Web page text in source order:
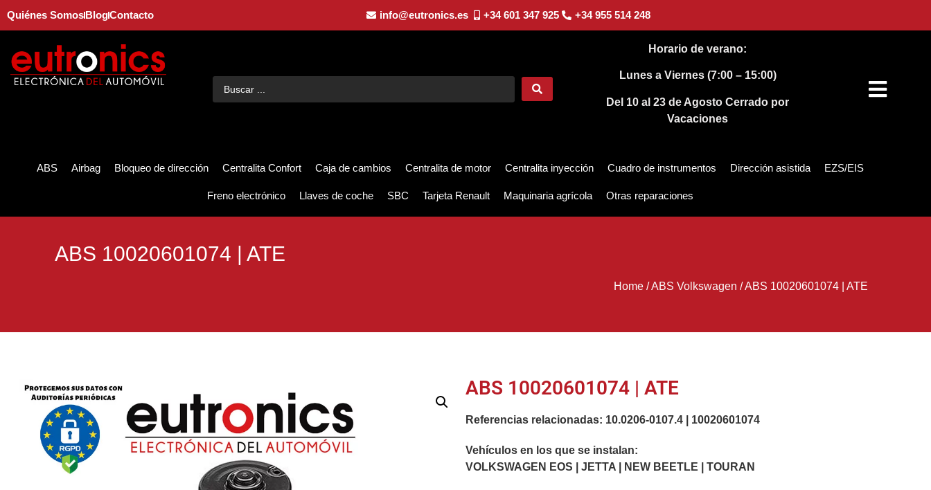
Quiénes SomosBlogContacto info@eutronics.es +34 601 347 925 +34 955 514 248
Horario de verano:
Lunes a Viernes (7:00 – 15:00)
Del 10 al 23 de AgostoCerrado por
Vacaciones
ABS Airbag Bloqueo de dirección Centralita Confort Caja de cambios Centralita de motor Centralita inyección Cuadro de instrumentos Dirección asistida EZS/EIS
Freno electrónico Llaves de coche SBC Tarjeta Renault Maquinaria agrícola Otras reparaciones
ABS 10020601074 | ATE
Home/ABS Volkswagen /ABS 10020601074 | ATE
ABS 10020601074 | ATE
Referencias relacionadas: 10.0206-0107.4 10020601074
Vehículos en los que se instalan:
VOLKSWAGEN EOS | JETTA | NEW BEETLE | TOURAN